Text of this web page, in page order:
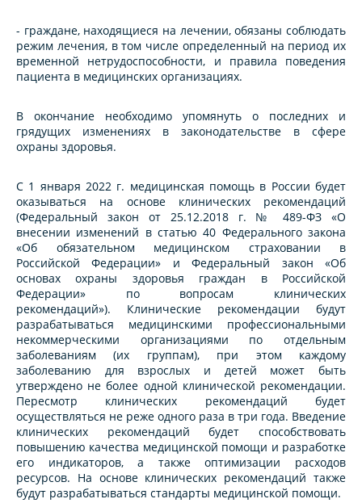
- граждане, находящиеся на лечении, обязаны соблюдать
режим лечения, в том числе определенный на период их
временной нетрудоспособности, и правила поведения
пациента в медицинских организациях.
В окончание необходимо упомянуть о последних и
грядущих изменениях в законодательстве в сфере
охраны здоровья.
С 1 января 2022 г. медицинская помощь в России будет
оказываться на основе клинических рекомендаций
(Федеральный закон от 25.12.2018 г. № 489-ФЗ «О
внесении изменений в статью 40 Федерального закона
«Об обязательном медицинском страховании в
Российской Федерации» и Федеральный закон «Об
основах охраны здоровья граждан в Российской
Федерации» по вопросам клинических
рекомендаций»). Клинические рекомендации будут
разрабатываться медицинскими профессиональными
некоммерческими организациями по отдельным
заболеваниям (их группам), при этом каждому
заболеванию для взрослых и детей может быть
утверждено не более одной клинической рекомендации.
Пересмотр клинических рекомендаций будет
осуществляться не реже одного раза в три года. Введение
клинических рекомендаций будет способствовать
повышению качества медицинской помощи и разработке
его индикаторов, а также оптимизации расходов
ресурсов. На основе клинических рекомендаций также
будут разрабатываться стандарты медицинской помощи.